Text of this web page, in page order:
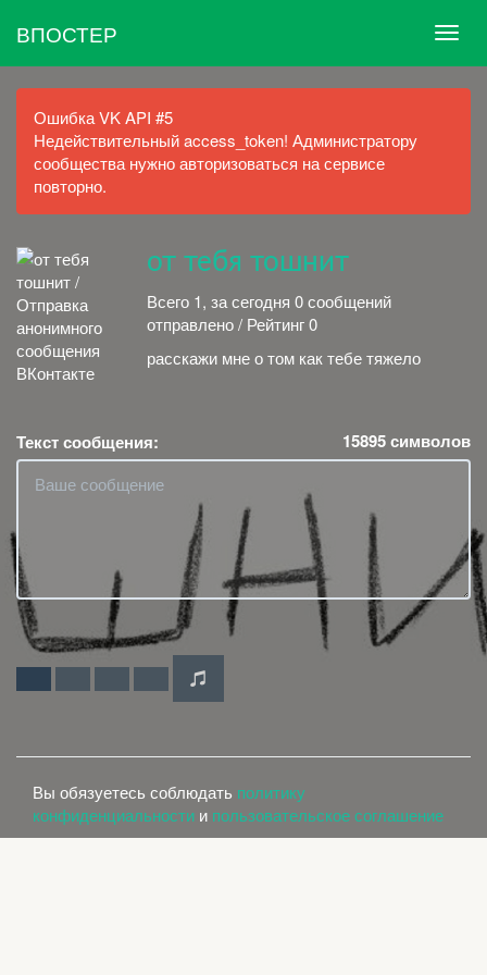
ВПОСТЕР
Ошибка VK API #5
Недействительный access_token! Администратору
сообщества нужно авторизоваться на сервисе
повторно.
от тебя тошнит
Всего 1, за сегодня 0 сообщений
отправлено / Рейтинг 0
расскажи мне о том как тебе тяжело
Текст сообщения: 15895символов
Вы обязуетесь соблюдать политику
конфиденциальности и пользовательское соглашение